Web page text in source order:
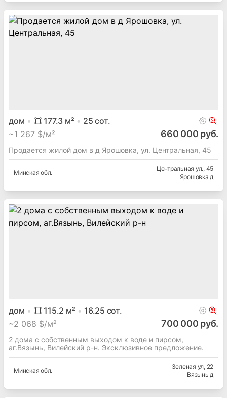
дом 177.3 м² 25 сот.
~1 267 $/м² 660 000 руб.
Продается жилой дом в д Ярошовка, ул. Центральная, 45
Минская обл.
Центральная ул., 45
Ярошовка д
дом 115.2 м² 16.25 сот.
~2 068 $/м² 700 000 руб.
2 дома с собственным выходом к воде и пирсом,
аг.Вязынь, Вилейский р-н. Эксклюзивное предложение.
Минская обл.
Зеленая ул, 22
Вязынь д